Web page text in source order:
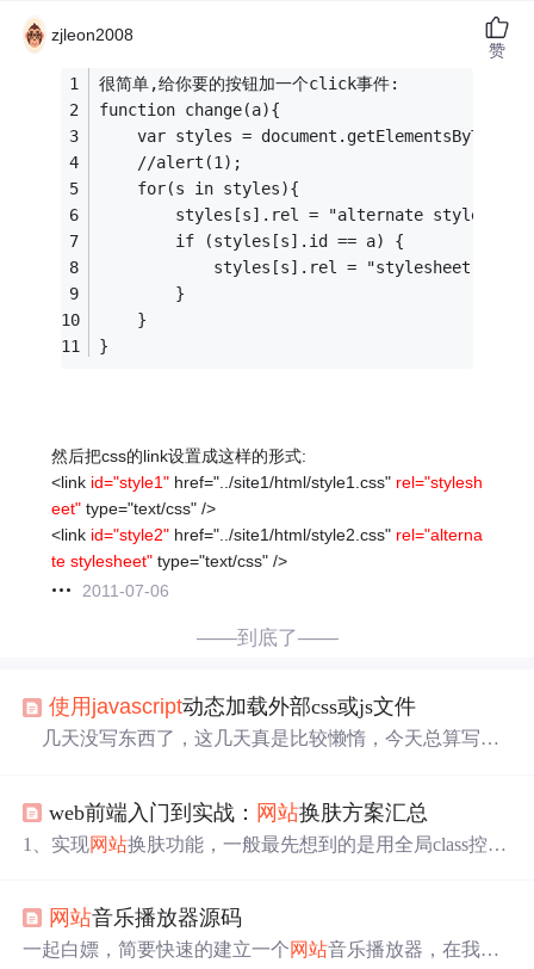
zjleon2008
很简单,给你要的按钮加一个click事件:
function change(a){
var styles =
	//alert(1);
	for(s in styles){
		if (styles[s].id == a) {
		}
	}
}
然后把css的link设置成这样的形式:
<link id="style1" href="../site1/html/style1.css" rel="stylesh
eet" type="text/css" />
<link id="style2" href="../site1/html/style2.css" rel="alterna
te stylesheet" type="text/css" />
2011-07-06
赞
——到底了——
使用 javascript动态加载外部css或js文件
几天没写东西了，这几天真是比较懒惰，今天总算写了
大家肯定都感受过，比如不刷新页面切换css，一些大的门
户
网站的js文件也是动态加载的，比如网易等等。其实原
将就着看吧。
web前端入门到实战： 网站换肤方案汇总
1、实现网站换肤功能，一般最先想到的是用全局class控制
码会非常臃肿，不利于维护。 2、
属性值，来达到切换样式的目的。 <link id="skin" rel="style
网站音乐播放器源码
一起白嫖，简要快速的建立一个网站音乐播放器，在我研